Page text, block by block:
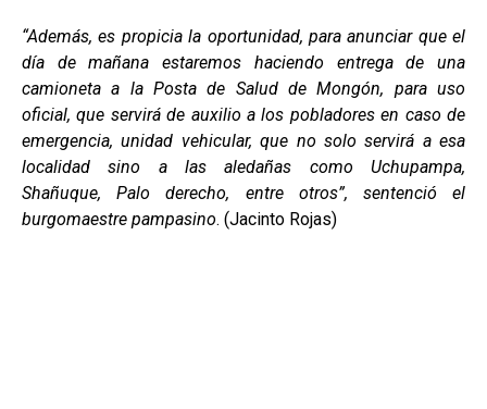
“Además, es propicia la oportunidad, para anunciar que el
día de mañana estaremos haciendo entrega de una
camioneta a la Posta de Salud de Mongón, para uso
oficial, que servirá de auxilio a los pobladores en caso de
emergencia, unidad vehicular, que no solo servirá a esa
localidad sino a las aledañas como Uchupampa,
Shañuque, Palo derecho, entre otros”, sentenció el
burgomaestre pampasino. (Jacinto Rojas)